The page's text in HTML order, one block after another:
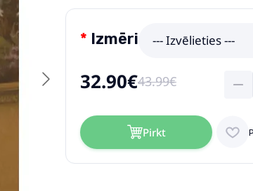
Izmēri --- Izvēlieties ---
32.90€43.99€
Pirkt